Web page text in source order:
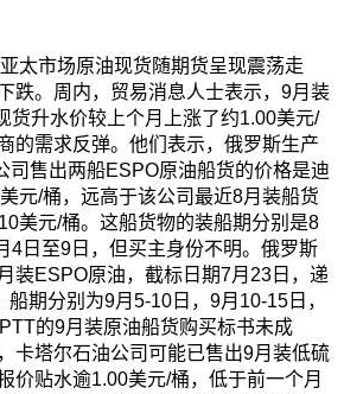
太市场原油现货随期货呈现震荡走
跌。周内，贸易消息人士表示，9月装
货升水价较上个月上涨了约1.00美元/
的需求反弹。他们表示，俄罗斯生产
售出两船ESPO原油船货的价格是迪
元/桶，远高于该公司最近8月装船货
美元/桶。这船货物的装船期分别是8
4日至9日，但买主身份不明。俄罗斯
装ESPO原油，截标日期7月23日，递
期分别为9月5-10日，9月10-15日，
的9月装原油船货购买标书未成
卡塔尔石油公司可能已售出9月装低硫
价贴水逾1.00美元/桶，低于前一个月